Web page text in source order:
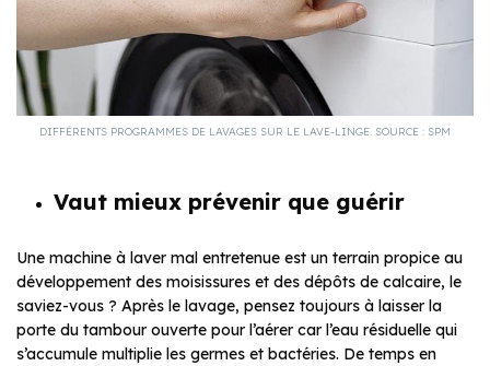
DIFFÉRENTS PROGRAMMES DE LAVAGES SUR LE LAVE-LINGE. SOURCE : SPM
Vaut mieux prévenir que guérir
Une machine à laver mal entretenue est un terrain propice au
développement des moisissures et des dépôts de calcaire, le
saviez-vous ? Après le lavage, pensez toujours à laisser la
porte du tambour ouverte pour l’aérer car l’eau résiduelle qui
s’accumule multiplie les germes et bactéries. De temps en